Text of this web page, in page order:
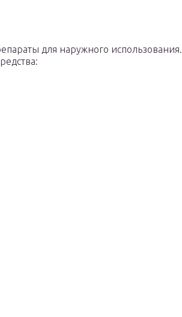
для наружного использования.